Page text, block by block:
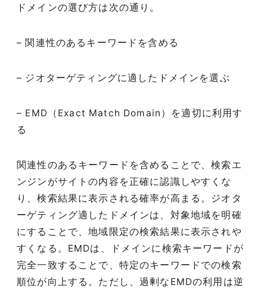
ドメインの選び方は次の通り。
– 関連性のあるキーワードを含める
– ジオターゲティングに適したドメインを選ぶ
– EMD（Exact Match Domain）を適切に利用す
る
関連性のあるキーワードを含めることで、検索エ
ンジンがサイトの内容を正確に認識しやすくな
り、検索結果に表示される確率が高まる。ジオタ
ーゲティング適したドメインは、対象地域を明確
にすることで、地域限定の検索結果に表示されや
すくなる。EMDは、ドメインに検索キーワードが
完全一致することで、特定のキーワードでの検索
順位が向上する。ただし、過剰なEMDの利用は逆